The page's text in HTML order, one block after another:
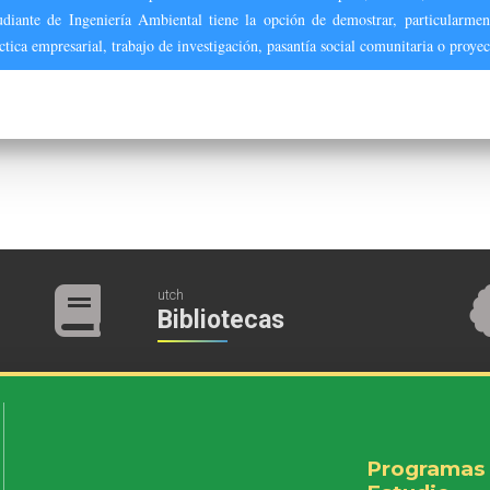
de Ingeniería Ambiental tiene la opción de demostrar,
empresarial, trabajo de investigación, pasantía social comunitaria o
utch
Bibliotecas